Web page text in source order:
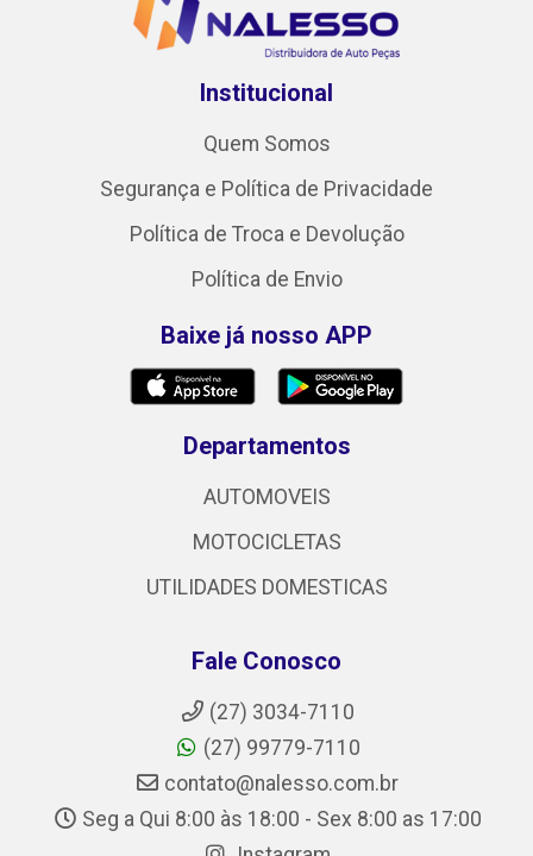
Institucional
Quem Somos
Segurança e Política de Privacidade
Política de Troca e Devolução
Política de Envio
Baixe já nosso APP
Departamentos
AUTOMOVEIS
MOTOCICLETAS
UTILIDADES DOMESTICAS
Fale Conosco
(27) 3034-7110
(27) 99779-7110
contato@nalesso.com.br
Seg a Qui 8:00 às 18:00 - Sex 8:00 as 17:00